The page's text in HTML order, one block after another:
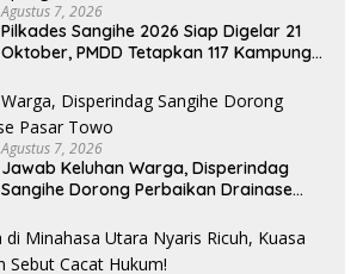
Agustus 7, 2026
Pilkades Sangihe 2026 Siap Digelar 21
Oktober, PMDD Tetapkan 117 Kampung
Agustus 7, 2026
Jawab Keluhan Warga, Disperindag
Sangihe Dorong Perbaikan Drainase